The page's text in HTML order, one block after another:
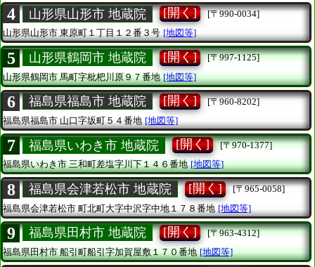
4 山形県山形市 地蔵院 [開く]
[〒990-0034]
山形県山形市東原町１丁目１２番３号 [地図等]
5 山形県鶴岡市 地蔵院 [開く]
[〒997-1125]
山形県鶴岡市馬町字枇杷川原９７番地 [地図等]
6 福島県福島市 地蔵院 [開く]
[〒960-8202]
福島県福島市 山口字坂町５４番地 [地図等]
7 福島県いわき市 地蔵院 [開く]
[〒970-1377]
福島県いわき市三和町差塩字川下１４６番地 [地図等]
8 福島県会津若松市 地蔵院 [開く]
[〒965-0058]
福島県会津若松市 町北町大字中沢字中地１７８番地 [地図等]
9 福島県田村市 地蔵院 [開く]
[〒963-4312]
福島県田村市船引町船引字加賀屋敷１７０番地 [地図等]